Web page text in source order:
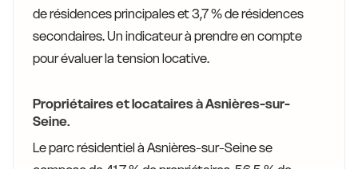
de résidences principales et 3,7 % de résidences
secondaires. Un indicateur à prendre en compte
pour évaluer la tension locative.
Propriétaires et locataires à Asnières-sur-
Seine.
Le parc résidentiel à Asnières-sur-Seine se